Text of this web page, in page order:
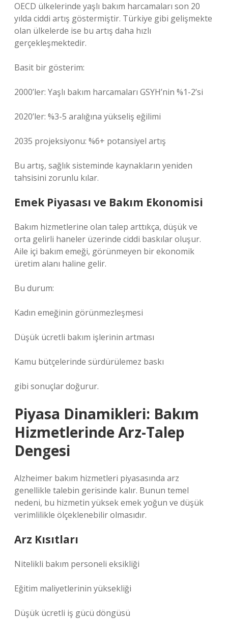
OECD ülkelerinde yaşlı bakım harcamaları son 20
yılda ciddi artış göstermiştir. Türkiye gibi gelişmekte
olan ülkelerde ise bu artış daha hızlı
gerçekleşmektedir.
Basit bir gösterim:
2000’ler: Yaşlı bakım harcamaları GSYH’nin %1-2’si
2020’ler: %3-5 aralığına yükseliş eğilimi
2035 projeksiyonu: %6+ potansiyel artış
Bu artış, sağlık sisteminde kaynakların yeniden
tahsisini zorunlu kılar.
Emek Piyasası ve Bakım Ekonomisi
Bakım hizmetlerine olan talep arttıkça, düşük ve
orta gelirli haneler üzerinde ciddi baskılar oluşur.
Aile içi bakım emeği, görünmeyen bir ekonomik
üretim alanı haline gelir.
Bu durum:
Kadın emeğinin görünmezleşmesi
Düşük ücretli bakım işlerinin artması
Kamu bütçelerinde sürdürülemez baskı
gibi sonuçlar doğurur.
Piyasa Dinamikleri: Bakım
Hizmetlerinde Arz-Talep
Dengesi
Alzheimer bakım hizmetleri piyasasında arz
genellikle talebin gerisinde kalır. Bunun temel
nedeni, bu hizmetin yüksek emek yoğun ve düşük
verimlilikle ölçeklenebilir olmasıdır.
Arz Kısıtları
Nitelikli bakım personeli eksikliği
Eğitim maliyetlerinin yüksekliği
Düşük ücretli iş gücü döngüsü